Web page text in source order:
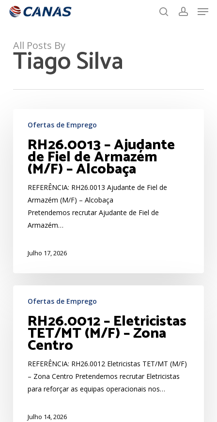
Skip
contentAll Posts By
Tiago Silva
Ajudante
Armazém
(M/F)
Alcobaça
Ofertas de Emprego
RH26.0013 – Ajudante
de Fiel de Armazém
(M/F) – Alcobaça
REFERÊNCIA: RH26.0013 Ajudante de Fiel de
Armazém (M/F) – Alcobaça
Pretendemos recrutar Ajudante de Fiel de
Armazém…
Julho 17, 2026
Eletricistas
TET/MT
(M/F)
Zona
Centro
Ofertas de Emprego
RH26.0012 – Eletricistas
TET/MT (M/F) – Zona
Centro
REFERÊNCIA: RH26.0012 Eletricistas TET/MT (M/F)
– Zona Centro Pretendemos recrutar Eletricistas
para reforçar as equipas operacionais nos…
Julho 14, 2026